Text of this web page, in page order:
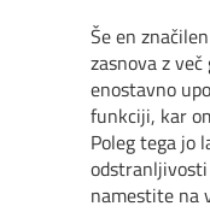
Še en
zasnova z
enostavno
funkciji, kar
Poleg tega jo
namestite na